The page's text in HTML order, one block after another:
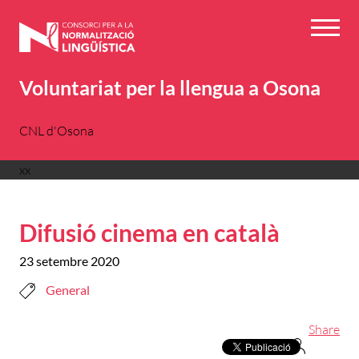
Voluntariat per la llengua a Osona
CNL d'Osona
xx
Difusió cinema en català
23 setembre 2020
General
Share